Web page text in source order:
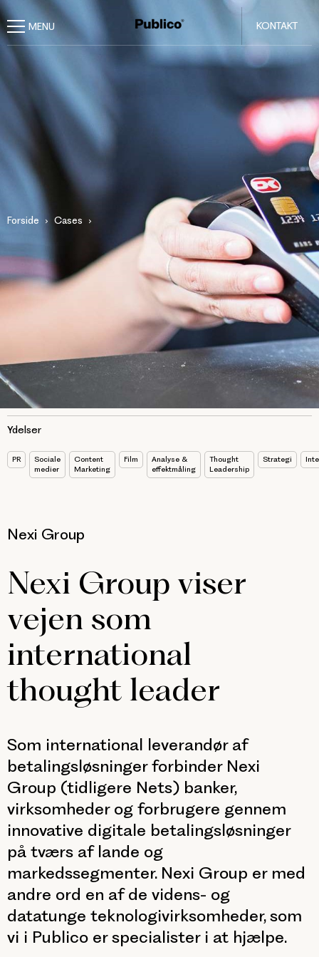
KONTAKT
Forside Cases
Ydelser
PR
Sociale
medier
Content
Marketing
Film
Analyse &
effektmåling
Thought
Leadership
Strategi
Nexi Group
Nexi Group viser
vejen som
international
thought leader
Som international leverandør af
betalingsløsninger forbinder Nexi
Group (tidligere Nets) banker,
virksomheder og forbrugere gennem
innovative digitale betalingsløsninger
på tværs af lande og
markedssegmenter. Nexi Group er med
andre ord en af de videns- og
datatunge teknologivirksomheder, som
vi i Publico er specialister i at hjælpe.